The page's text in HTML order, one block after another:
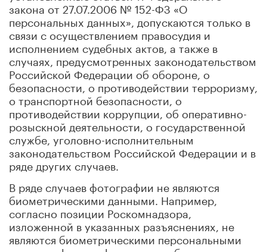
закона от 27.07.2006 № 152-ФЗ «О
персональных данных», допускаются только в
связи с осуществлением правосудия и
исполнением судебных актов, а также в
случаях, предусмотренных законодательством
Российской Федерации об обороне, о
безопасности, о противодействии терроризму,
о транспортной безопасности, о
противодействии коррупции, об оперативно-
розыскной деятельности, о государственной
службе, уголовно-исполнительным
законодательством Российской Федерации и в
ряде других случаев.
В ряде случаев фотографии не являются
биометрическими данными. Например,
согласно позиции Роскомнадзора,
изложенной в указанных разъяснениях, не
являются биометрическими персональными